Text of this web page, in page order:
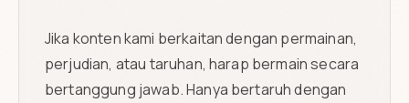
Jika konten kami berkaitan dengan permainan,
perjudian, atau taruhan, harap bermain secara
bertanggung jawab. Hanya bertaruh dengan